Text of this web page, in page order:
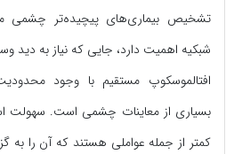
تشخیص بیماری‌های پیچیده‌تر چشمی
شبکیه اهمیت دارد، جایی که نیاز به دید
افتالموسکوپ مستقیم با وجود
بسیاری از معاینات چشمی است. سهولت
کمتر از جمله عواملی هستند که آن را به